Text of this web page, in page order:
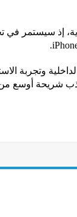
وتجربة
شريحة أوسع